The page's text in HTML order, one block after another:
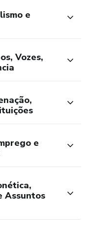
e
Vozes,
e
Assuntos